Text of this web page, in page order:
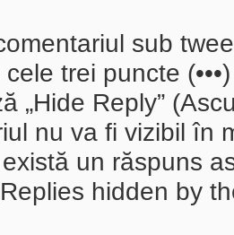
sub
trei puncte
„Hide Reply”
nu va fi vizibil în
un răspuns
hidden by